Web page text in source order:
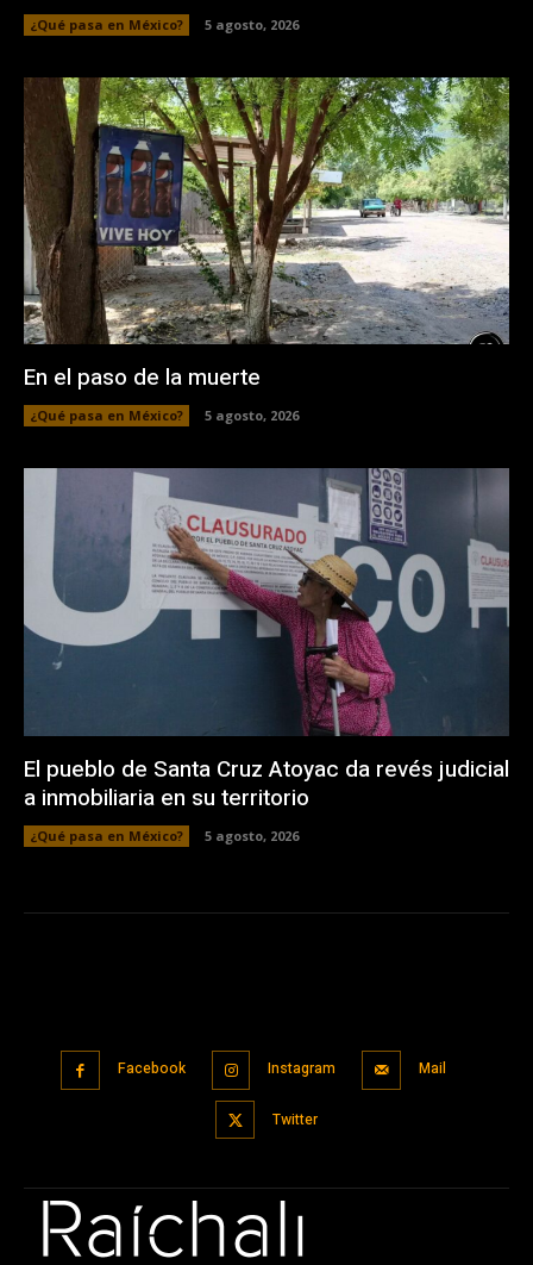
¿Qué pasa en México? 5 agosto, 2026
En el paso de la muerte
¿Qué pasa en México? 5 agosto, 2026
El pueblo de Santa Cruz Atoyac da revés judicial
a inmobiliaria en su territorio
¿Qué pasa en México? 5 agosto, 2026
Facebook Instagram Mail
Twitter